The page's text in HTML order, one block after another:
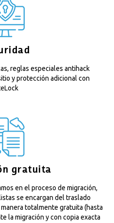
reglas especiales antihack
y protección adicional con
gratuita
en el proceso de migración,
se encargan del traslado
totalmente gratuita (hasta
la migración y con copia exacta